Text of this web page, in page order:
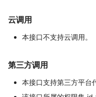
云调用
本接口不支持云调用。
第三方调用
本接口支持第三方平台